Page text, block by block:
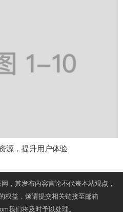
源，提升用户体验
，其发布内容言论不代表本站观点，
权益，烦请提交相关链接至邮箱
我们将及时予以处理。